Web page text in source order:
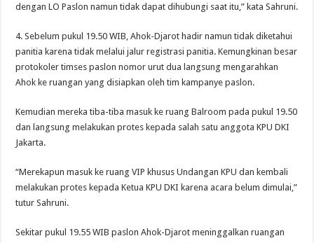
dengan LO Paslon namun tidak dapat dihubungi saat itu,” kata Sahruni.
4. Sebelum pukul 19.50 WIB, Ahok-Djarot hadir namun tidak diketahui
panitia karena tidak melalui jalur registrasi panitia. Kemungkinan besar
protokoler timses paslon nomor urut dua langsung mengarahkan
Ahok ke ruangan yang disiapkan oleh tim kampanye paslon.
Kemudian mereka tiba-tiba masuk ke ruang Balroom pada pukul 19.50
dan langsung melakukan protes kepada salah satu anggota KPU DKI
Jakarta.
“Merekapun masuk ke ruang VIP khusus Undangan KPU dan kembali
melakukan protes kepada Ketua KPU DKI karena acara belum dimulai,”
tutur Sahruni.
Sekitar pukul 19.55 WIB paslon Ahok-Djarot meninggalkan ruangan